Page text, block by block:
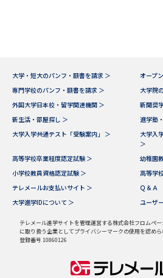
大学・短大のパンフ・願書を請求 ＞
オープ
専門学校のパンフ・願書を請求 ＞
大学院
外国大学日本校・留学関連機関 ＞
新聞奨
新生活・部屋探し ＞
進学塾
大学入学共通テスト「受験案内」 ＞
大学入
＞
高等学校卒業程度認定試験 ＞
幼稚園
小学校教員資格認定試験 ＞
高等学
テレメールお支払いサイト ＞
Ｑ＆Ａ
大学進学IDについて ＞
ユーザ
テレメール進学サイトを管理運営する株式会社フロムペ
に取り扱う企業としてプライバシーマークの使用を認めら
登録番号 10860126